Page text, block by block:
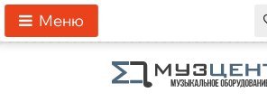
Меню